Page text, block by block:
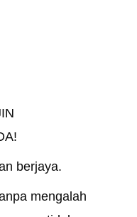
berjaya.
mengalah